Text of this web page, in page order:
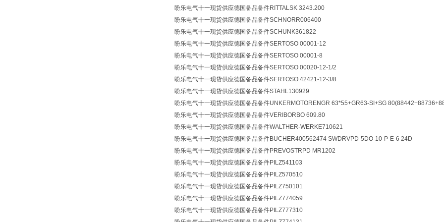
盼乐电气十一现货供应德国备品备件RITTALSK 3243.200
盼乐电气十一现货供应德国备品备件SCHNORR006400
盼乐电气十一现货供应德国备品备件SCHUNK361822
盼乐电气十一现货供应德国备品备件SERTOSO 00001-12
盼乐电气十一现货供应德国备品备件SERTOSO 00001-8
盼乐电气十一现货供应德国备品备件SERTOSO 00020-12-1/2
盼乐电气十一现货供应德国备品备件SERTOSO 42421-12-3/8
盼乐电气十一现货供应德国备品备件STAHL130929
盼乐电气十一现货供应德国备品备件UNKERMOTORENGR 63*55+GR63-SI+SG
盼乐电气十一现货供应德国备品备件VERIBORBO 609.80
盼乐电气十一现货供应德国备品备件WALTHER-WERKE710621
盼乐电气十一现货供应德国备品备件BUCHER400562474 SWDRVPD-5DO-10-P-E-6 24D
盼乐电气十一现货供应德国备品备件PREVOSTRPD MR1202
盼乐电气十一现货供应德国备品备件PILZ541103
盼乐电气十一现货供应德国备品备件PILZ570510
盼乐电气十一现货供应德国备品备件PILZ750101
盼乐电气十一现货供应德国备品备件PILZ774059
盼乐电气十一现货供应德国备品备件PILZ777310